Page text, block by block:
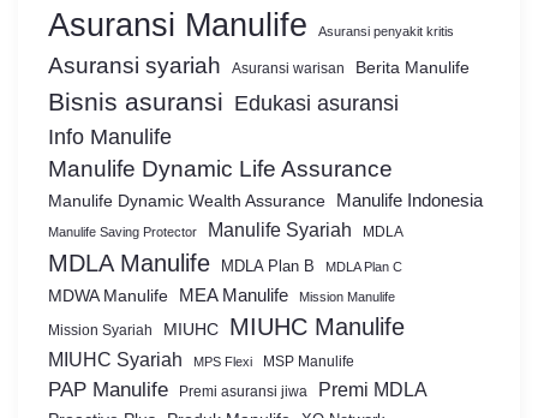
Asuransi Manulife Asuransi penyakit kritis
Asuransi syariah Asuransi warisan Berita Manulife
Bisnis asuransi Edukasi asuransi
Info Manulife
Manulife Dynamic Life Assurance
Manulife Dynamic Wealth Assurance Manulife Indonesia
Manulife Saving Protector Manulife Syariah MDLA
MDLA Manulife MDLA Plan B MDLA Plan C
MDWA Manulife MEA Manulife Mission Manulife
Mission Syariah MIUHC MIUHC Manulife
MIUHC Syariah MPS Flexi MSP Manulife
PAP Manulife Premi asuransi jiwa Premi MDLA